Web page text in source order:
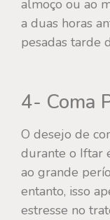
almoço ou ao
a duas horas
pesadas tarde
4- Coma
O desejo de
durante o Iftar
ao grande
entanto, isso
estresse no